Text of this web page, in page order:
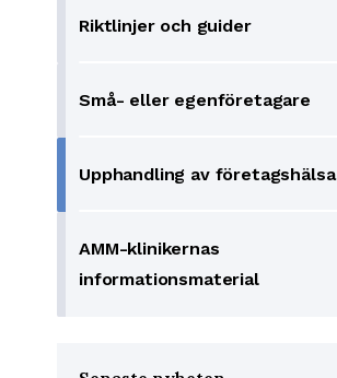
Riktlinjer och guider
Små- eller egenföretagare
Upphandling av företagshälsa
AMM-klinikernas
informationsmaterial